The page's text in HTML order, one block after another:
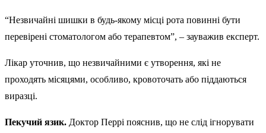
“Незвичайні шишки в будь-якому місці рота повинні бути
перевірені стоматологом або терапевтом”, – зауважив експерт.
Лікар уточнив, що незвичайними є утворення, які не
проходять місяцями, особливо, кровоточать або піддаються
виразці.
Пекучий язик. Доктор Перрі пояснив, що не слід ігнорувати